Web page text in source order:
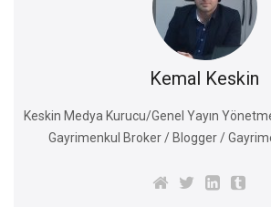
Kemal Keskin
Keskin Medya Kurucu/Genel Yayın
Gayrimenkul Broker / Blogger /